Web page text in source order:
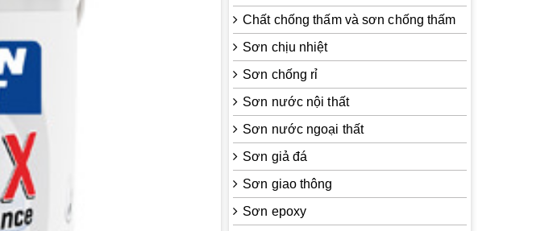
Chất chống thấm và sơn chống thấm
Sơn chịu nhiệt
Sơn chống rỉ
Sơn nước nội thất
Sơn nước ngoại thất
Sơn giả đá
Sơn giao thông
Sơn epoxy